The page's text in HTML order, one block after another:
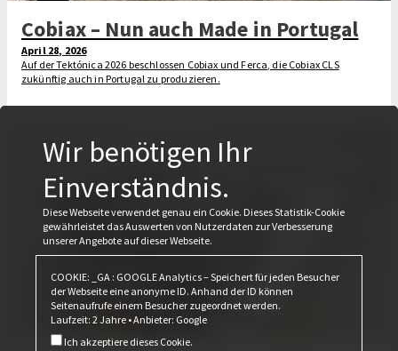
Cobiax – Nun auch Made in Portugal
April 28, 2026
Auf der Tektónica 2026 beschlossen Cobiax und Ferca, die Cobiax CLS
zukünftig auch in Portugal zu produzieren.
Wir benötigen Ihr
Einverständnis.
Diese Webseite verwendet genau ein Cookie. Dieses Statistik-Cookie
gewährleistet das Auswerten von Nutzerdaten zur Verbesserung
unserer Angebote auf dieser Webseite.
COOKIE: _GA : GOOGLE Analytics – Speichert für jeden Besucher
der Webseite eine anonyme ID. Anhand der ID können
Seitenaufrufe einem Besucher zugeordnet werden.
Laufzeit: 2 Jahre • Anbieter: Google
Ich akzeptiere dieses Cookie.